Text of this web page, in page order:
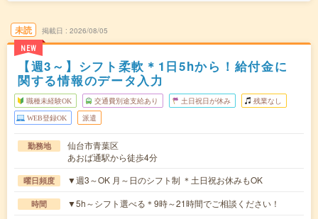
未読
NEW
掲載日 2026/08/05
【週3～】シフト柔軟＊1日5hから！給付金に
関する情報のデータ入力
職種未経験OK 交通費別途支給あり 土日祝日が休み 残業なし
WEB登録OK 派遣
勤務地
仙台市青葉区
あおば通駅から徒歩4分
曜日頻度 ▼週3～OK 月～日のシフト制 ＊土日祝お休みもOK
時間 ▼5h～シフト選べる＊9時～21時間でご相談ください！